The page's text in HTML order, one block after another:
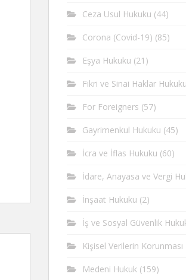
Ceza Usul Hukuku (44)
Corona (Covid-19) (85)
Eşya Hukuku (21)
Fikri ve Sinai Haklar Hukuku
For Foreigners (57)
Gayrimenkul Hukuku (45)
İcra ve İflas Hukuku (60)
İdare, Anayasa ve Vergi
İnşaat Hukuku (2)
İş ve Sosyal Güvenlik
Kişisel Verilerin Korunması
Medeni Hukuk (159)